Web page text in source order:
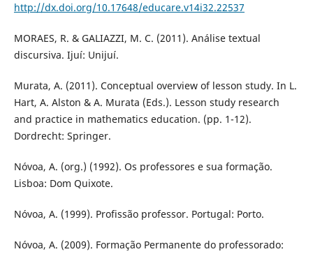
http://dx.doi.org/10.17648/educare.v14i32.22537
MORAES, R. & GALIAZZI, M. C. (2011). Análise textual
discursiva. Ijuí: Unijuí.
Murata, A. (2011). Conceptual overview of lesson study. In L.
Hart, A. Alston & A. Murata (Eds.). Lesson study research
and practice in mathematics education. (pp. 1-12).
Dordrecht: Springer.
Nóvoa, A. (org.) (1992). Os professores e sua formação.
Lisboa: Dom Quixote.
Nóvoa, A. (1999). Profissão professor. Portugal: Porto.
Nóvoa, A. (2009). Formação Permanente do professorado: